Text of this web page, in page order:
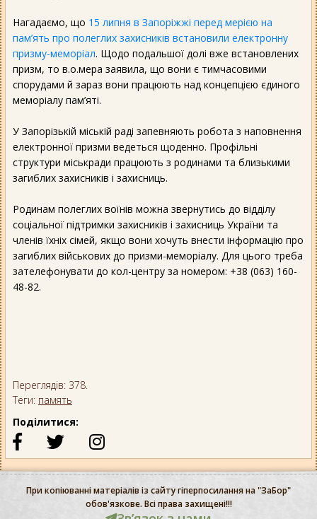
Нагадаємо, що 15 липня в Запоріжжі перед мерією на
пам’ять про полеглих захисників встановили електронну
призму-меморіал. Щодо подальшої долі вже встановлених
призм, то в.о.мера заявила, що вони є тимчасовими
спорудами й зараз вони працюють над концепцією єдиного
меморіалу пам’яті.
У Запорізькій міській раді запевняють робота з наповнення
електронної призми ведеться щоденно. Профільні
структури міськради працюють з родинами та близькими
загиблих захисників і захисниць.
Родинам полеглих воїнів можна звернутись до відділу
соціальної підтримки захисників і захисниць України та
членів їхніх сімей, якщо вони хочуть внести інформацію про
загиблих військових до призми-меморіалу. Для цього треба
зателефонувати до кол-центру за номером: +38 (063) 160-
48-82.
Переглядів: 378.
Теги: память
Поділитися:
При копіюванні матеріалів із сайту гіперпосилання на "ЗаБор"
обов'язкове. Всі права захищені!!!